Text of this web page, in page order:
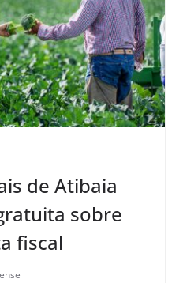
de Atibaia
sobre
fiscal